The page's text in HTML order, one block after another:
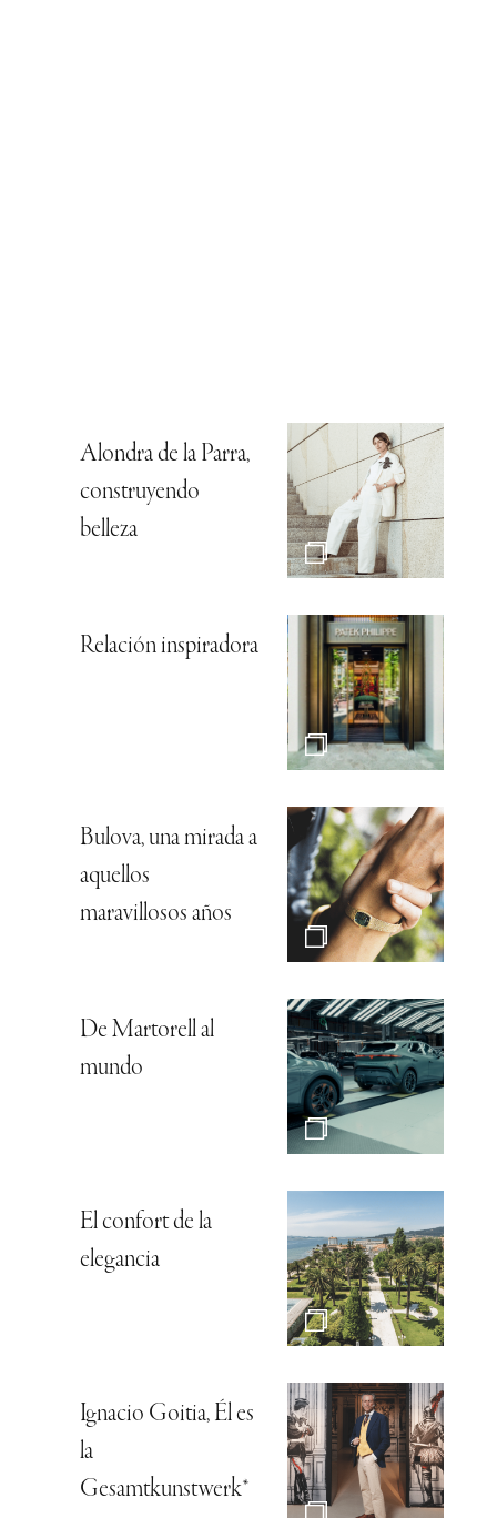
Alondra de la Parra,
construyendo
belleza
Relación inspiradora
Bulova, una mirada a
aquellos
maravillosos años
De Martorell al
mundo
El confort de la
elegancia
Ignacio Goitia, Él es
la
Gesamtkunstwerk*